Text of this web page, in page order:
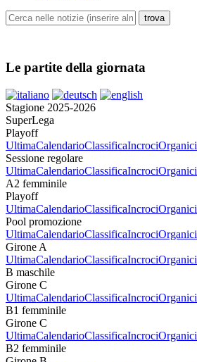
Le partite della giornata
Stagione 2025-2026
SuperLega
Playoff
UltimaCalendarioClassificaIncrociOrganici
Sessione regolare
UltimaCalendarioClassificaIncrociOrganici
A2 femminile
Playoff
UltimaCalendarioClassificaIncrociOrganici
Pool promozione
UltimaCalendarioClassificaIncrociOrganici
Girone A
UltimaCalendarioClassificaIncrociOrganici
B maschile
Girone C
UltimaCalendarioClassificaIncrociOrganici
B1 femminile
Girone C
UltimaCalendarioClassificaIncrociOrganici
B2 femminile